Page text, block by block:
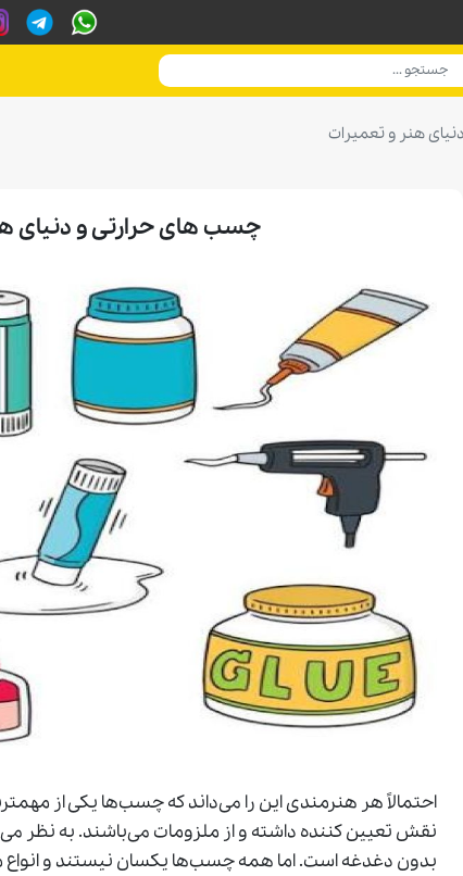
هنر و تعمیرات
چسب های حرارتی و دنیای
احتمالاً هر هنرمندی این را می‌داند که چسب‌ها یکی از
نقش تعیین کننده داشته و از ملزومات می‌باشند. به نظر
بدون دغدغه است. اما همه چسب‌ها یکسان نیستند و انواع